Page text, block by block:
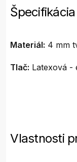
Materiál: 4 mm
Tlač: Latexová -
Vlastnosti